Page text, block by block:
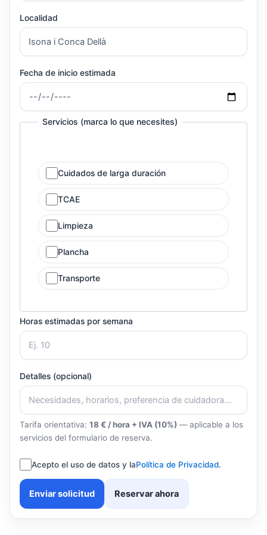
Localidad
Fecha de inicio estimada
Servicios (marca lo que necesites)
Cuidados de larga duración
TCAE
Limpieza
Plancha
Transporte
Horas estimadas por semana
Detalles (opcional)
Tarifa orientativa: 18 € / hora + IVA (10%) — aplicable a los
servicios del formulario de reserva.
Acepto el uso de datos y laPolítica de Privacidad.
Enviar solicitud Reservar ahora